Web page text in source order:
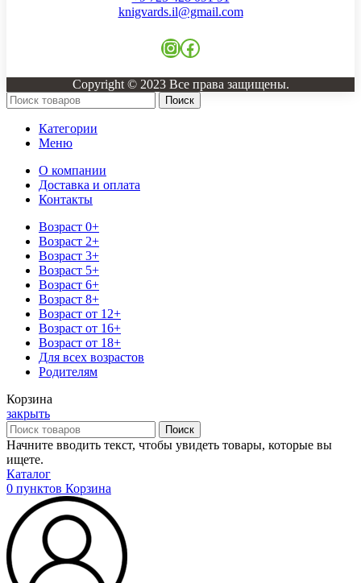
knigvards.il@gmail.com
Instagram
Facebook
Copyright © 2023 Все права защищены.
Поиск
Категории
Меню
О компании
Доставка и оплата
Контакты
Возраст 0+
Возраст 2+
Возраст 3+
Возраст 5+
Возраст 6+
Возраст 8+
Возраст от 12+
Возраст от 16+
Возраст от 18+
Для всех возрастов
Родителям
Корзина
закрыть
Поиск
Начните вводить текст, чтобы увидеть товары, которые вы
ищете.
Каталог
0 пунктов Корзина